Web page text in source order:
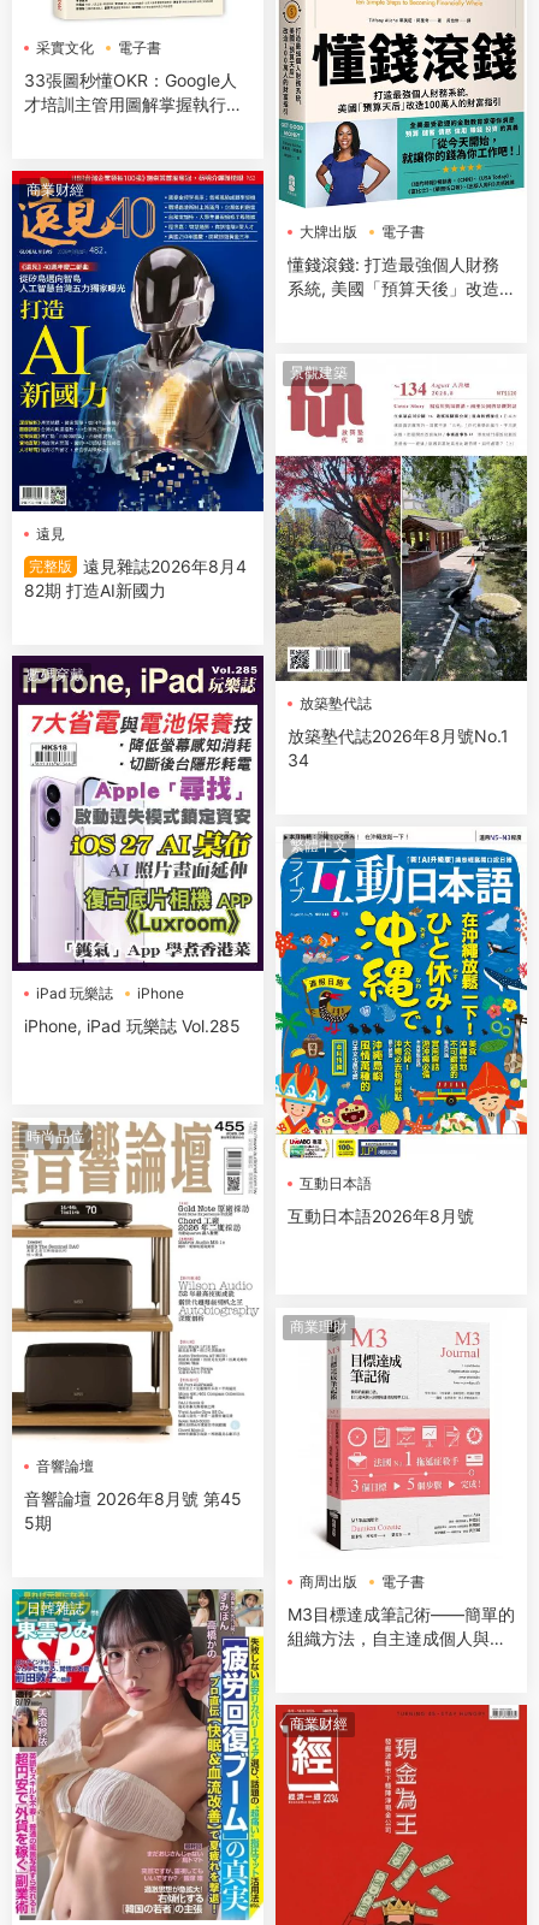
采實文化 電子書
33張圖秒懂OKR：Google人
才培訓主管用圖解掌握執行OK
大牌出版 電子書
懂錢滾錢: 打造最強個人財務
系統, 美國「預算天後」改造1
商業财經
遠見
完整版
遠見雜誌2026年8月4
82期 打造AI新國力
景觀建築
放築塾代誌
放築塾代誌2026年8月號No.1
34
數碼穿戴
iPad 玩樂誌 iPhone
iPhone, iPad 玩樂誌 Vol.285
繁體中文
互動日本語
互動日本語2026年8月號
時尚品位
音響論壇
音響論壇 2026年8月號 第45
5期
商業理財
商周出版 電子書
M3目標達成筆記術——簡單的
組織方法，自主達成個人與團
日韓雜誌
商業财經